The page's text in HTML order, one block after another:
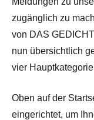
zugänglich zu
von DAS
nun übersichtlich
vier
Oben auf der
eingerichtet, um